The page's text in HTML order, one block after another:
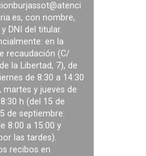
, con nombre,
DNI del titular.
en la
recaudación (C/
la Libertad, 7), de
de 8:30 a 14:30
martes y jueves de
h (del 15 de
de septiembre:
8:00 a 15:00 y
las tardes).
recibos en